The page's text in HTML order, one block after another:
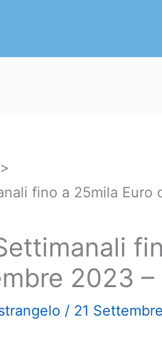
fino a 25mila
2023
/ 21